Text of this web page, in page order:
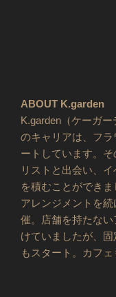
ABOUT K.garden
K.garden（ケーガ
のキャリアは、フ
ートしています。
リストと出会い、
を積むことができ
アレンジメントを
催。店舗を持たな
けていましたが、
もスタート。カフ